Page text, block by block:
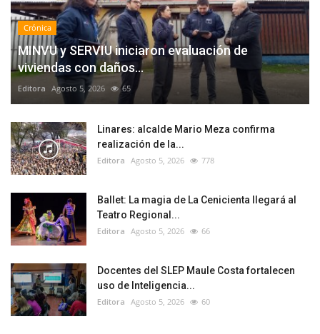
Crónica
MINVU y SERVIU iniciaron evaluación de
viviendas con daños...
Editora Agosto 5, 2026 65
Linares: alcalde Mario Meza confirma
realización de la...
Editora Agosto 5, 2026 778
Ballet: La magia de La Cenicienta llegará al
Teatro Regional...
Editora Agosto 5, 2026 66
Docentes del SLEP Maule Costa fortalecen
uso de Inteligencia...
Editora Agosto 5, 2026 60